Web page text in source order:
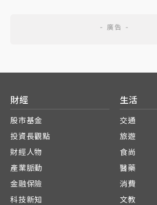
財經
股市基金
投資長觀點
財經人物
產業脈動
金融保險
科技新知
生活
交通
旅遊
食尚
醫藥
消費
文教